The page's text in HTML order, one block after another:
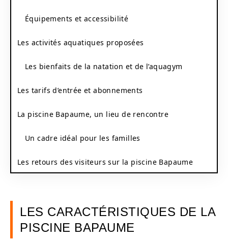
Équipements et accessibilité
Les activités aquatiques proposées
Les bienfaits de la natation et de l’aquagym
Les tarifs d’entrée et abonnements
La piscine Bapaume, un lieu de rencontre
Un cadre idéal pour les familles
Les retours des visiteurs sur la piscine Bapaume
LES CARACTÉRISTIQUES DE LA
PISCINE BAPAUME